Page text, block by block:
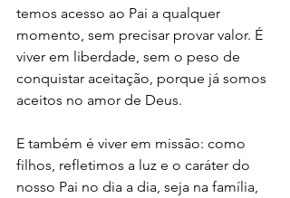
temos acesso ao Pai a qualquer
momento, sem precisar provar valor. É
viver em liberdade, sem o peso de
conquistar aceitação, porque já somos
aceitos no amor de Deus.
E também é viver em missão: como
filhos, refletimos a luz e o caráter do
nosso Pai no dia a dia, seja na família,